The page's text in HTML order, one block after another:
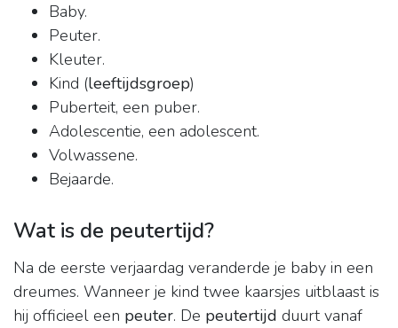
Baby.
Peuter.
Kleuter.
Kind (leeftijdsgroep)
Puberteit, een puber.
Adolescentie, een adolescent.
Volwassene.
Bejaarde.
Wat is de peutertijd?
Na de eerste verjaardag veranderde je baby in een
dreumes. Wanneer je kind twee kaarsjes uitblaast is
hij officieel een peuter. De peutertijd duurt vanaf